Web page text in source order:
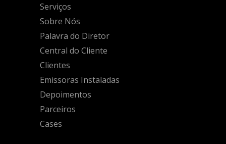
Serviços
Sobre Nós
Palavra do Diretor
Central do Cliente
Clientes
Emissoras Instaladas
Depoimentos
Parceiros
Cases